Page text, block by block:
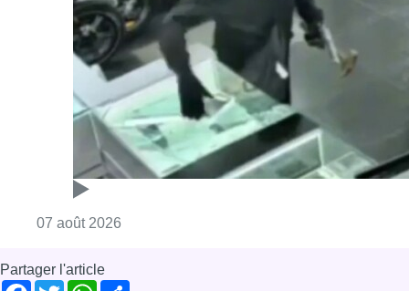
07 août 2026
Partager l'article
Facebook
TwitterWhatsApp